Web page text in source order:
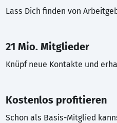
Lass Dich finden von
21 Mio. Mitglieder
Knüpf neue Kontakte und
Kostenlos profitieren
Schon als Basis-Mitglied